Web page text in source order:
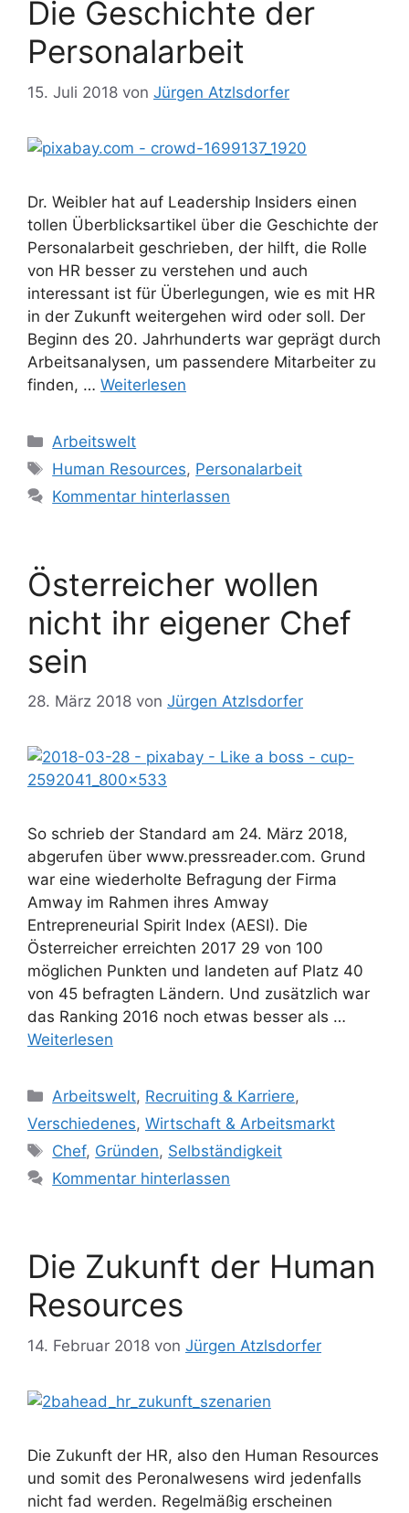
Die Geschichte der
Personalarbeit
15. Juli 2018 von Jürgen Atzlsdorfer
Dr. Weibler hat auf Leadership Insiders einen
tollen Überblicksartikel über die Geschichte der
Personalarbeit geschrieben, der hilft, die Rolle
von HR besser zu verstehen und auch
interessant ist für Überlegungen, wie es mit HR
in der Zukunft weitergehen wird oder soll. Der
Beginn des 20. Jahrhunderts war geprägt durch
Arbeitsanalysen, um passendere Mitarbeiter zu
finden, … Weiterlesen
Kategorien
Arbeitswelt
Schlagwörter
Human Resources, Personalarbeit
Kommentar hinterlassen
Österreicher wollen
nicht ihr eigener Chef
sein
28. März 2018 von Jürgen Atzlsdorfer
So schrieb der Standard am 24. März 2018,
abgerufen über www.pressreader.com. Grund
war eine wiederholte Befragung der Firma
Amway im Rahmen ihres Amway
Entrepreneurial Spirit Index (AESI). Die
Österreicher erreichten 2017 29 von 100
möglichen Punkten und landeten auf Platz 40
von 45 befragten Ländern. Und zusätzlich war
das Ranking 2016 noch etwas besser als …
Weiterlesen
Kategorien
Arbeitswelt, Recruiting & Karriere,
Verschiedenes, Wirtschaft & Arbeitsmarkt
Schlagwörter
Chef, Gründen, Selbständigkeit
Kommentar hinterlassen
Die Zukunft der Human
Resources
14. Februar 2018 von Jürgen Atzlsdorfer
Die Zukunft der HR, also den Human Resources
und somit des Peronalwesens wird jedenfalls
nicht fad werden. Regelmäßig erscheinen